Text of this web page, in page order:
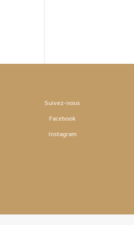
Suivez-nous
Facebook
Instagram